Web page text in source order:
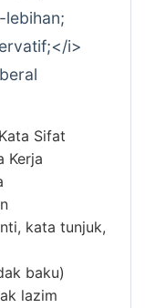
i>
Sifat
Kerja
kata tunjuk,
baku)
lazim